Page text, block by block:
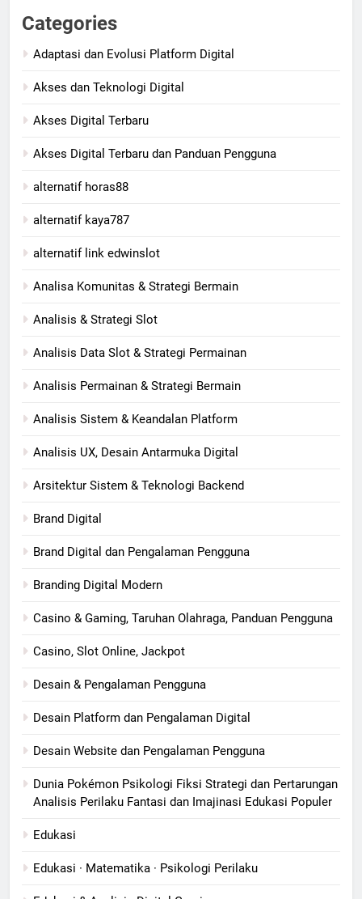
Categories
Adaptasi dan Evolusi Platform Digital
Akses dan Teknologi Digital
Akses Digital Terbaru
Akses Digital Terbaru dan Panduan Pengguna
alternatif horas88
alternatif kaya787
alternatif link edwinslot
Analisa Komunitas & Strategi Bermain
Analisis & Strategi Slot
Analisis Data Slot & Strategi Permainan
Analisis Permainan & Strategi Bermain
Analisis Sistem & Keandalan Platform
Analisis UX, Desain Antarmuka Digital
Arsitektur Sistem & Teknologi Backend
Brand Digital
Brand Digital dan Pengalaman Pengguna
Branding Digital Modern
Casino & Gaming, Taruhan Olahraga, Panduan Pengguna
Casino, Slot Online, Jackpot
Desain & Pengalaman Pengguna
Desain Platform dan Pengalaman Digital
Desain Website dan Pengalaman Pengguna
Dunia Pokémon Psikologi Fiksi Strategi dan Pertarungan
Analisis Perilaku Fantasi dan Imajinasi Edukasi Populer
Edukasi
Edukasi · Matematika · Psikologi Perilaku